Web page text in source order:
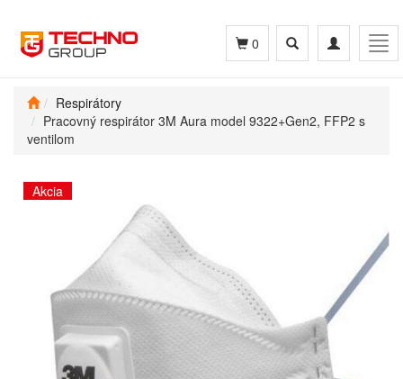
Toggle
navigation
Toggle
search
0
Respirátory
Pracovný respirátor 3M Aura model 9322+Gen2, FFP2 s
ventilom
Akcia